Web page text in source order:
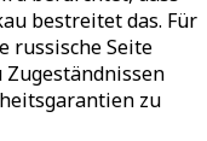
bestreitet das. Für
russische Seite
zu